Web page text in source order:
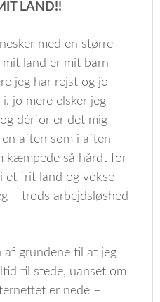
LAND!!
med en større
land er mit barn –
jeg har rejst og jo
jo mere elsker jeg
dérfor er det mig
aften som i aften
kæmpede så hårdt for
et frit land og vokse
– trods arbejdsløshed
af grundene til at jeg
til stede, uanset om
er nede –